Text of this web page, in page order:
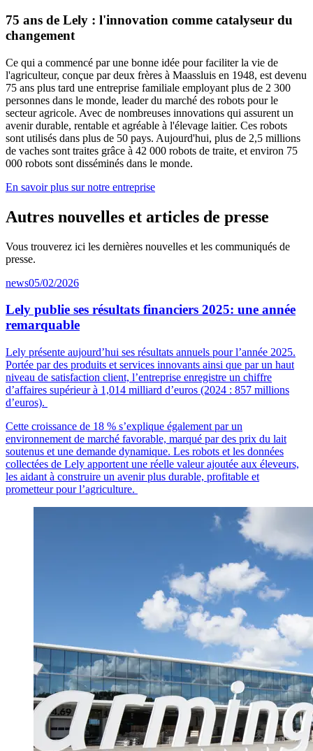
75 ans de Lely : l'innovation comme catalyseur du
changement
Ce qui a commencé par une bonne idée pour faciliter la vie de
l'agriculteur, conçue par deux frères à Maassluis en 1948, est devenu
75 ans plus tard une entreprise familiale employant plus de 2 300
personnes dans le monde, leader du marché des robots pour le
secteur agricole. Avec de nombreuses innovations qui assurent un
avenir durable, rentable et agréable à l'élevage laitier. Ces robots
sont utilisés dans plus de 50 pays. Aujourd'hui, plus de 2,5 millions
de vaches sont traites grâce à 42 000 robots de traite, et environ 75
000 robots sont disséminés dans le monde.
En savoir plus sur notre entreprise
Autres nouvelles et articles de presse
Vous trouverez ici les dernières nouvelles et les communiqués de
presse.
news05/02/2026
Lely publie ses résultats financiers 2025: une année
remarquable
Lely présente aujourd’hui ses résultats annuels pour l’année 2025.
Portée par des produits et services innovants ainsi que par un haut
niveau de satisfaction client, l’entreprise enregistre un chiffre
d’affaires supérieur à 1,014 milliard d’euros (2024 : 857 millions
d’euros).
Cette croissance de 18 % s’explique également par un
environnement de marché favorable, marqué par des prix du lait
soutenus et une demande dynamique. Les robots et les données
collectées de Lely apportent une réelle valeur ajoutée aux éleveurs,
les aidant à construire un avenir plus durable, profitable et
prometteur pour l’agriculture.